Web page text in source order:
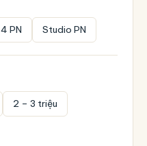
4 PN Studio PN
2 – 3 triệu